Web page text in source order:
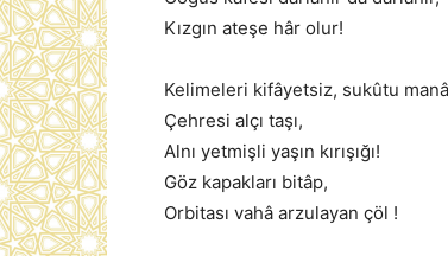
Kızgın ateşe hâr olur!
Kelimeleri kifâyetsiz, sukûtu
Çehresi alçı taşı,
Alnı yetmişli yaşın kırışığı!
Göz kapakları bitâp,
Orbitası vahâ arzulayan çöl !